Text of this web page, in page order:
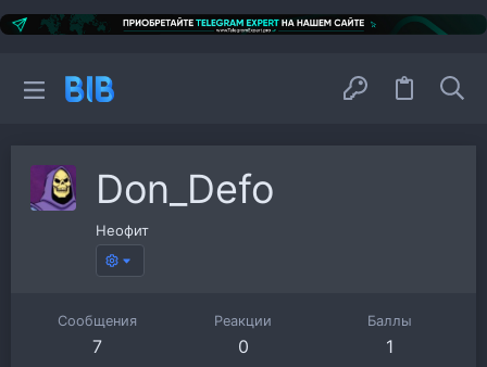
Don_Defo
Неофит
Сообщения
7
Реакции
0
Баллы
1